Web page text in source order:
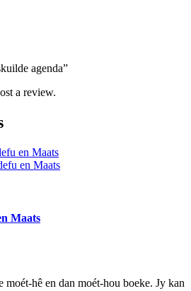
agenda”
a review.
Maats
moét-hê en dan moét-hou boeke. Jy kan